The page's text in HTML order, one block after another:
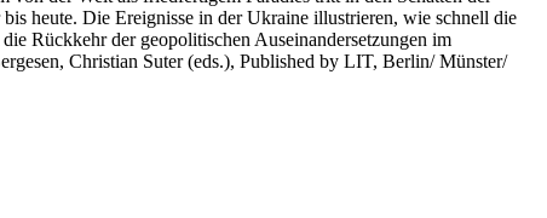
heute. Die Ereignisse in der Ukraine illustrieren, wie schnell die
Rückkehr der geopolitischen Auseinandersetzungen im
Christian Suter (eds.), Published by LIT, Berlin/ Münster/